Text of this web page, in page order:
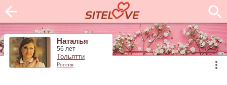
Наталья
56 лет
Тольятти
Россия